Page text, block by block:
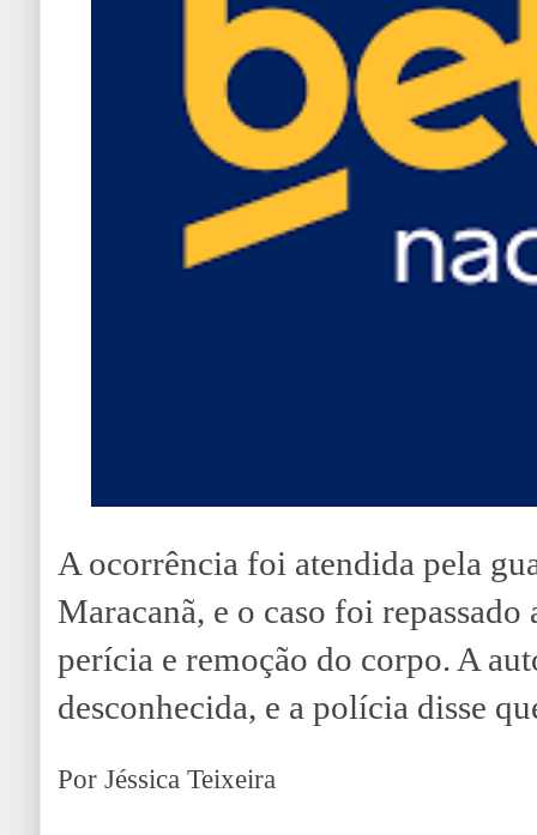
A ocorrência foi atendida pela
Maracanã, e o caso foi
perícia e remoção do corpo. A
desconhecida, e a polícia disse
Por Jéssica Teixeira